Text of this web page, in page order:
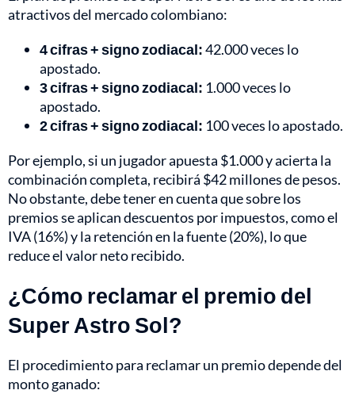
atractivos del mercado colombiano:
4 cifras + signo zodiacal:42.000 veces lo
apostado.
3 cifras + signo zodiacal: 1.000 veces lo
apostado.
2 cifras + signo zodiacal: 100 veces lo apostado.
Por ejemplo, si un jugador apuesta $1.000 y acierta la
combinación completa, recibirá $42 millones de pesos.
No obstante, debe tener en cuenta que sobre los
premios se aplican descuentos por impuestos, como el
IVA (16%) y la retención en la fuente (20%), lo que
reduce el valor neto recibido.
¿Cómo reclamar el premio del
Super Astro Sol?
El procedimiento para reclamar un premio depende del
monto ganado: